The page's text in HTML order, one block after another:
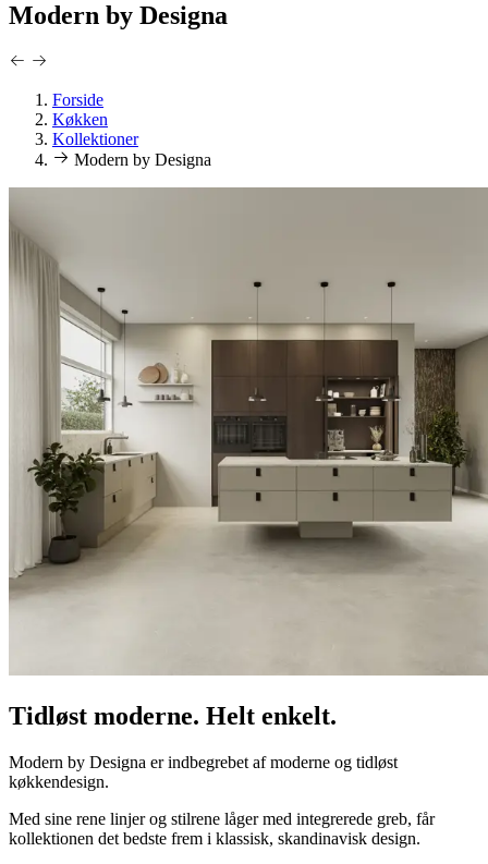
Modern by Designa
Forside
Køkken
Kollektioner
Modern by Designa
Tidløst moderne. Helt enkelt.
Modern by Designa er indbegrebet af moderne og tidløst
køkkendesign.
Med sine rene linjer og stilrene låger med integrerede greb, får
kollektionen det bedste frem i klassisk, skandinavisk design.